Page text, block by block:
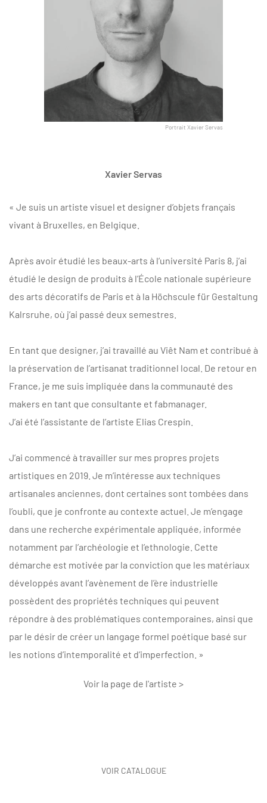
Portrait Xavier Servas
Xavier Servas
« Je suis un artiste visuel et designer d’objets français
vivant à Bruxelles, en Belgique.
Après avoir étudié les beaux-arts à l’université Paris 8, j’ai
étudié le design de produits à l’École nationale supérieure
des arts décoratifs de Paris et à la Höchscule für Gestaltung
Kalrsruhe, où j’ai passé deux semestres.
En tant que designer, j’ai travaillé au Viêt Nam et contribué à
la préservation de l’artisanat traditionnel local. De retour en
France, je me suis impliquée dans la communauté des
makers en tant que consultante et fabmanager.
J’ai été l’assistante de l’artiste Elias Crespin.
J’ai commencé à travailler sur mes propres projets
artistiques en 2019. Je m’intéresse aux techniques
artisanales anciennes, dont certaines sont tombées dans
l’oubli, que je confronte au contexte actuel. Je m’engage
dans une recherche expérimentale appliquée, informée
notamment par l’archéologie et l’ethnologie. Cette
démarche est motivée par la conviction que les matériaux
développés avant l’avènement de l’ère industrielle
possèdent des propriétés techniques qui peuvent
répondre à des problématiques contemporaines, ainsi que
par le désir de créer un langage formel poétique basé sur
les notions d’intemporalité et d’imperfection. »
Voir la page de l'artiste >
VOIR CATALOGUE